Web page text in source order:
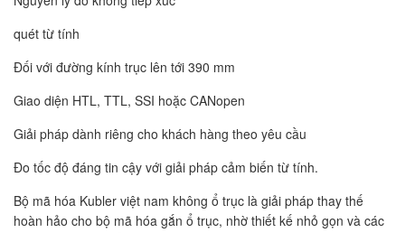
quét từ tính
Đối với đường kính trục lên tới 390 mm
Giao diện HTL, TTL, SSI hoặc CANopen
Giải pháp dành riêng cho khách hàng theo yêu cầu
Đo tốc độ đáng tin cậy với giải pháp cảm biến từ tính.
Bộ mã hóa Kubler việt nam không ổ trục là giải pháp thay thế
hoàn hảo cho bộ mã hóa gắn ổ trục, nhờ thiết kế nhỏ gọn và các